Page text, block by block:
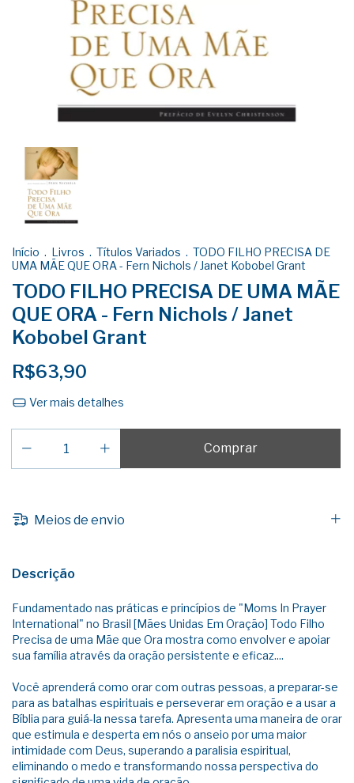
Início . Livros . Títulos Variados . TODO FILHO PRECISA DE
UMA MÃE QUE ORA - Fern Nichols / Janet Kobobel Grant
TODO FILHO PRECISA DE UMA MÃE
QUE ORA - Fern Nichols / Janet
Kobobel Grant
R$63,90
Ver mais detalhes
Meios de envio
Descrição
Fundamentado nas práticas e princípios de "Moms In Prayer
International" no Brasil [Mães Unidas Em Oração] Todo Filho
Precisa de uma Mãe que Ora mostra como envolver e apoiar
sua família através da oração persistente e eficaz....
Você aprenderá como orar com outras pessoas, a preparar-­se
para as batalhas espirituais e perseverar em oração e a usar a
Bíblia para guiá-­la nessa tarefa. Apresenta uma maneira de orar
que estimula e desperta em nós o anseio por uma maior
intimidade com Deus, superando a paralisia espiritual,
eliminando o medo e transformando nossa perspectiva do